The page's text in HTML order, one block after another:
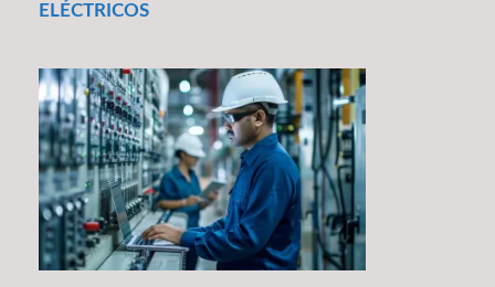
ELÉCTRICOS